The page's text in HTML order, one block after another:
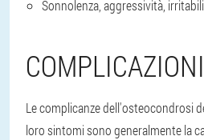
Sonnolenza, aggressività,
COMPLICAZIONI
Le complicanze dell'osteocondrosi
loro sintomi sono generalmente la